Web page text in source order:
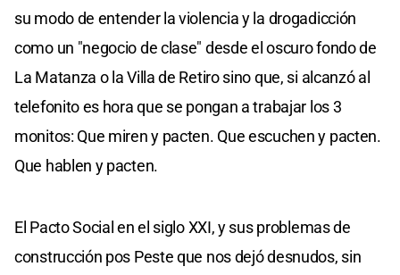
su modo de entender la violencia y la drogadicción
como un "negocio de clase" desde el oscuro fondo de
La Matanza o la Villa de Retiro sino que, si alcanzó al
telefonito es hora que se pongan a trabajar los 3
monitos: Que miren y pacten. Que escuchen y pacten.
Que hablen y pacten.
El Pacto Social en el siglo XXI, y sus problemas de
construcción pos Peste que nos dejó desnudos, sin